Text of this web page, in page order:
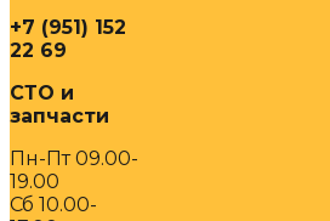
+7 (951) 152
22 69
СТО и
запчасти
Пн-Пт 09.00-
19.00
Сб 10.00-